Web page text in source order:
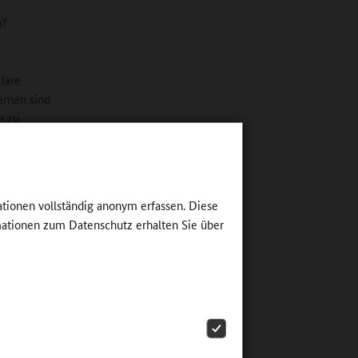
vollständig anonym erfassen. Diese
zum Datenschutz erhalten Sie über
sind
zu
StEG